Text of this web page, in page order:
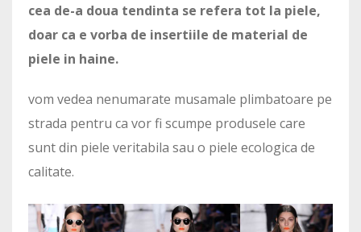
cea de-a doua tendinta se refera tot la piele,
doar ca e vorba de insertiile de material de
piele in haine.
vom vedea nenumarate musamale plimbatoare pe
strada pentru ca vor fi scumpe produsele care
sunt din piele veritabila sau o piele ecologica de
calitate.